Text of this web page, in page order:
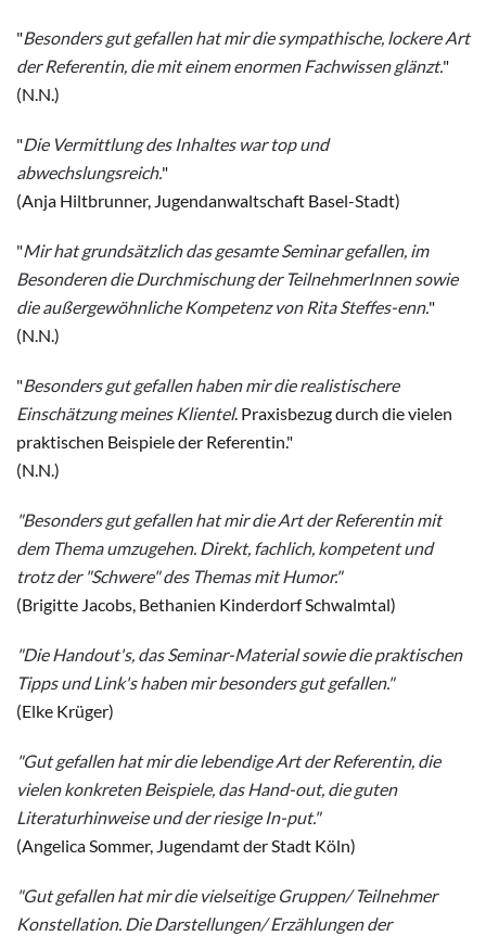
"Besonders gut gefallen hat mir die sympathische, lockere Art
der Referentin, die mit einem enormen Fachwissen glänzt."
(N.N.)
"Die Vermittlung des Inhaltes war top und
abwechslungsreich."
(Anja Hiltbrunner, Jugendanwaltschaft Basel-Stadt)
"Mir hat grundsätzlich das gesamte Seminar gefallen, im
Besonderen die Durchmischung der TeilnehmerInnen sowie
die außergewöhnliche Kompetenz von Rita Steffes-enn."
(N.N.)
"Besonders gut gefallen haben mir die realistischere
Einschätzung meines Klientel. Praxisbezug durch die vielen
praktischen Beispiele der Referentin."
(N.N.)
"Besonders gut gefallen hat mir die Art der Referentin mit
dem Thema umzugehen. Direkt, fachlich, kompetent und
trotz der "Schwere" des Themas mit Humor."
(Brigitte Jacobs, Bethanien Kinderdorf Schwalmtal)
"Die Handout's, das Seminar-Material sowie die praktischen
Tipps und Link's haben mir besonders gut gefallen."
(Elke Krüger)
"Gut gefallen hat mir die lebendige Art der Referentin, die
vielen konkreten Beispiele, das Hand-out, die guten
Literaturhinweise und der riesige In-put."
(Angelica Sommer, Jugendamt der Stadt Köln)
"Gut gefallen hat mir die vielseitige Gruppen/ Teilnehmer
Konstellation. Die Darstellungen/ Erzählungen der